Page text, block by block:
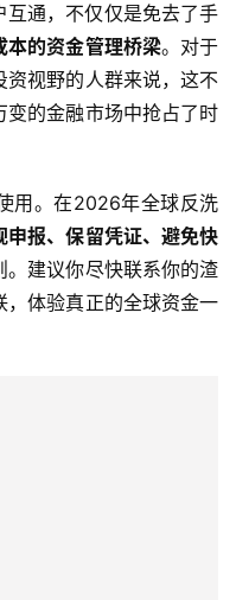
通，不仅仅是免去了手
本的资金管理桥梁。对于
视野的人群来说，这不
的金融市场中抢占了时
用。在2026年全球反洗
申报、保留凭证、避免快
。建议你尽快联系你的渣
体验真正的全球资金一